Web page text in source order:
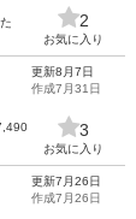
2
お気に入り
更新8月7日
作成7月31日
3
お気に入り
更新7月26日
作成7月26日